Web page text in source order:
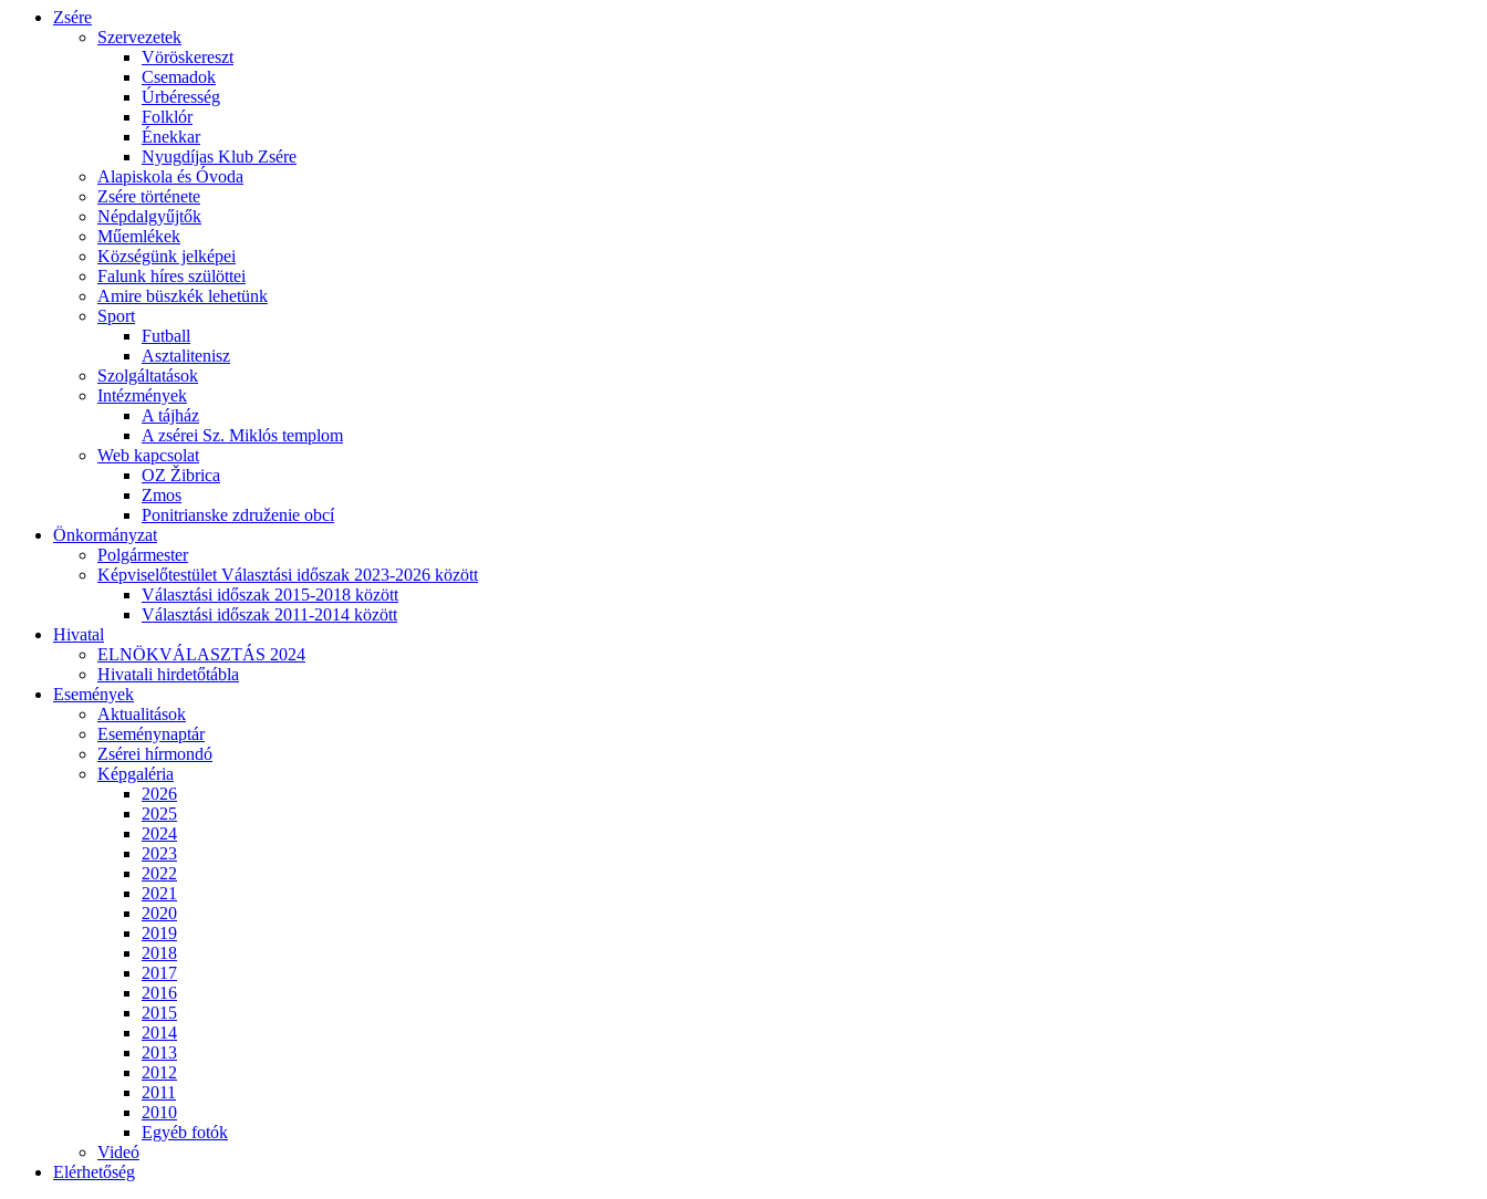
Zsére
Szervezetek
Vöröskereszt
Csemadok
Úrbéresség
Folklór
Énekkar
Nyugdíjas Klub Zsére
Alapiskola és Óvoda
Zsére története
Népdalgyűjtők
Műemlékek
Községünk jelképei
Falunk híres szülöttei
Amire büszkék lehetünk
Sport
Futball
Asztalitenisz
Szolgáltatások
Intézmények
A tájház
A zsérei Sz. Miklós templom
Web kapcsolat
OZ Žibrica
Zmos
Ponitrianske združenie obcí
Önkormányzat
Polgármester
Képviselőtestület Választási időszak 2023-2026 között
Választási időszak 2015-2018 között
Választási időszak 2011-2014 között
Hivatal
ELNÖKVÁLASZTÁS 2024
Hivatali hirdetőtábla
Események
Aktualitások
Eseménynaptár
Zsérei hírmondó
Képgaléria
2026
2025
2024
2023
2022
2021
2020
2019
2018
2017
2016
2015
2014
2013
2012
2011
2010
Egyéb fotók
Videó
Elérhetőség